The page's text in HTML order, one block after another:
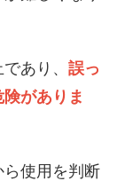
あり、 誤っ
がありま
使用を判断